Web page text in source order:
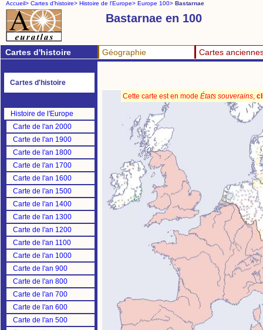
Accueil> Cartes d'histoire> Histoire de l'Europe> Europe 100> Bastarnae
Bastarnae en 100
Cartes d'histoire Géographie Cartes
Cartes d'histoire
Histoire de l'Europe
Carte de l'an 2000
Carte de l'an 1900
Carte de l'an 1800
Carte de l'an 1700
Carte de l'an 1600
Carte de l'an 1500
Carte de l'an 1400
Carte de l'an 1300
Carte de l'an 1200
Carte de l'an 1100
Carte de l'an 1000
Carte de l'an 900
Carte de l'an 800
Carte de l'an 700
Carte de l'an 600
Carte de l'an 500
Cette carte est en mode États souverains,